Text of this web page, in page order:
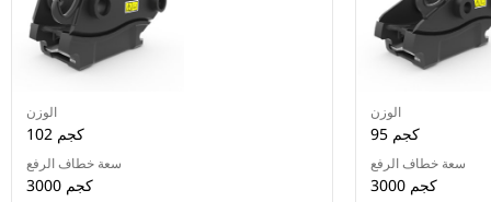
الوزن
102 كجم
سعة خطاف الرفع
3000 كجم
الوزن
95 كجم
سعة خطاف الرفع
3000 كجم